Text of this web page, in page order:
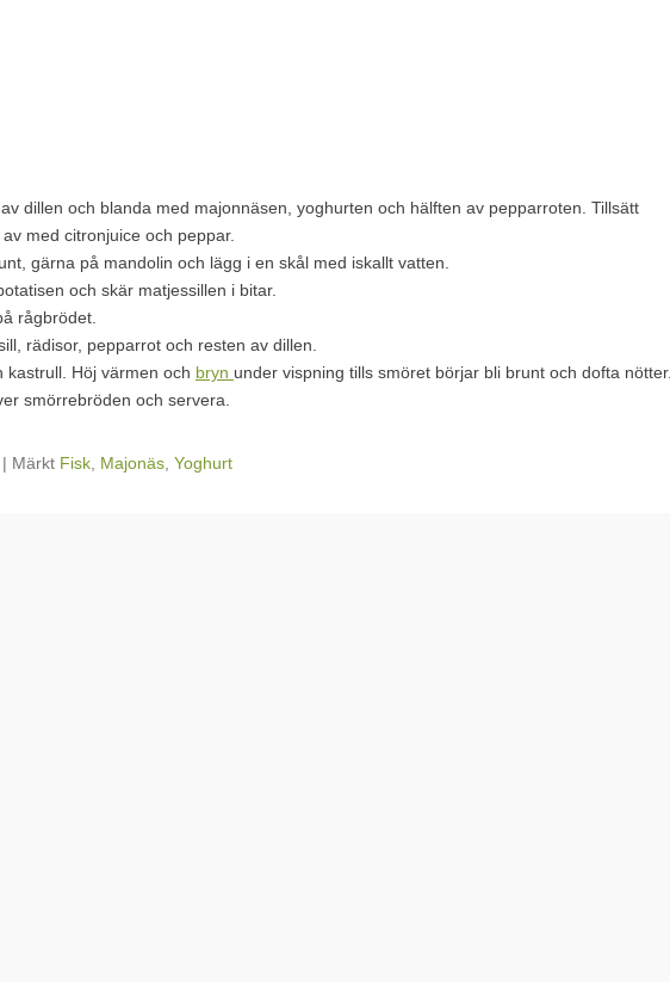
dillen och blanda med majonnäsen, yoghurten och hälften av pepparroten. Tillsätt
med citronjuice och peppar.
gärna på mandolin och lägg i en skål med iskallt vatten.
och skär matjessillen i bitar.
rågbrödet.
rädisor, pepparrot och resten av dillen.
kastrull. Höj värmen och bryn under vispning tills smöret börjar bli brunt och dofta nötter.
smörrebröden och servera.
| Märkt Fisk Majonäs Yoghurt